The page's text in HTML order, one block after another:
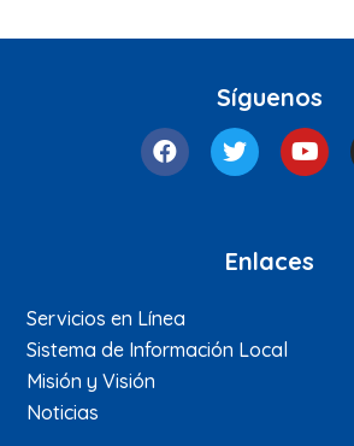
Síguenos
Enlaces
Servicios en Línea
Sistema de Información Local
Misión y Visión
Noticias